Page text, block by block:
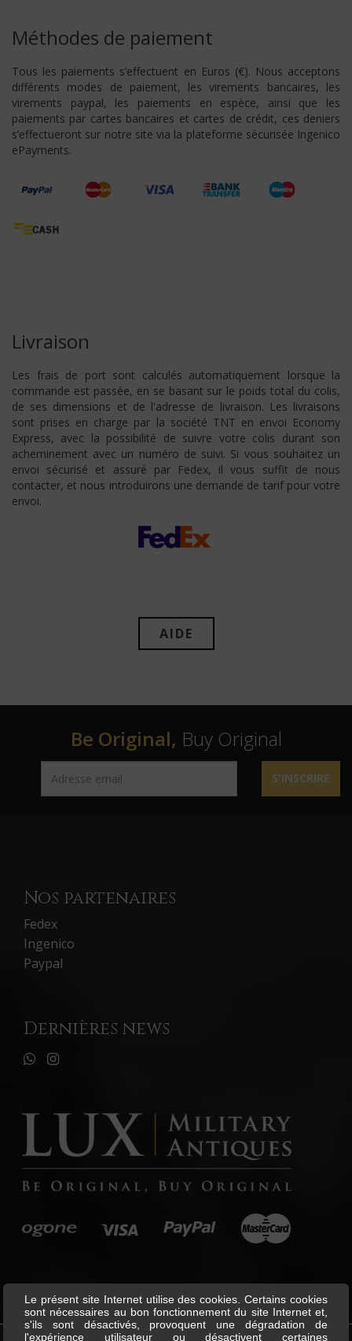
Méthodes de paiement
Tous les paiements s’effectuent en Euros (€). Nous acceptons
différents modes de paiement, les virements bancaires, les
virements paypal, les paiements en espèce, ainsi que les
paiements par cartes bancaires et cartes de crédit, ces deniers
s’effectueront sur notre site via la plateforme sécurisée Ingenico
ePayments.
Livraison
Les frais de port sont calculés automatiquement lorsque la
commande est passée, en se basant sur le poids total du colis,
de ses dimensions et de l'adresse de livraison. Les livraisons
sont prises en charge par la société TNT en envoi Economy
Express, avec la possibilité de suivre votre colis durant son
acheminement avec un numéro de suivi. Si vous souhaitez un
envoi sécurisé et assuré par Fedex, il vous suffit de nous
contacter, et nous introduirons une demande de tarif pour votre
envoi.
AIDE
Be Original, Buy Original
S'INSCRIRE
Nos partenaires
Fedex
Ingenico
Paypal
Dernières news
Le présent site Internet utilise des cookies. Certains cookies
sont nécessaires au bon fonctionnement du site Internet et,
s'ils sont désactivés, provoquent une dégradation de
l'expérience utilisateur ou désactivent certaines